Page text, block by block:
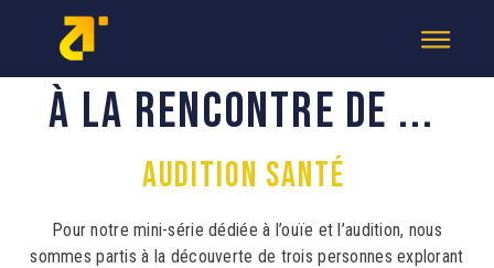
À LA RENCONTRE DE ...
AUDITION SANTÉ
Pour notre mini-série dédiée à l’ouïe et l’audition, nous
sommes partis à la découverte de trois personnes explorant